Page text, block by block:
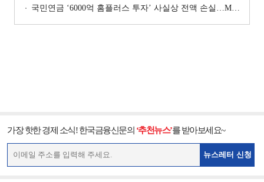
국민연금 ‘6000억 홈플러스 투자’ 사실상 전액 손실…MBK 책임론 재점화
가장 핫한 경제 소식! 한국금융신문의 ‘추천뉴스’를 받아보세요~
뉴스레터 신청